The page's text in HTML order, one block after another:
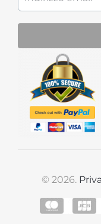
© 2026.